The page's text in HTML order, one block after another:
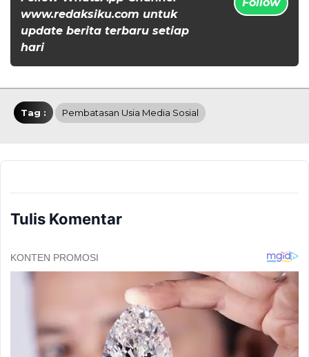
www.redaksiku.com untuk
update berita terbaru setiap
hari
Tag : Pembatasan Usia Media Sosial
Tulis Komentar